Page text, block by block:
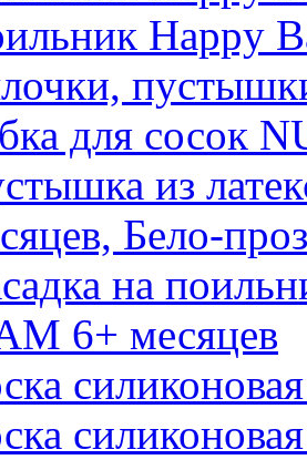
Happy
для сосок
из
Бело-
на
6+ месяцев